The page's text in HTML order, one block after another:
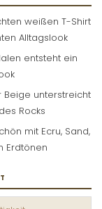
weißen T-Shirt
Alltagslook
entsteht ein
Beige unterstreicht
Rocks
mit Ecru, Sand,
Erdtönen